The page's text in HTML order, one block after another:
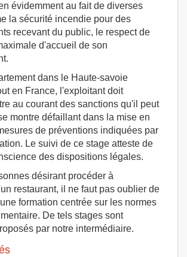
évidemment au fait de diverses
la sécurité incendie pour des
recevant du public, le respect de
d'accueil de son
dans le Haute-savoie
en France, l'exploitant doit
au courant des sanctions qu'il peut
montre défaillant dans la mise en
de préventions indiquées par
Le suivi de ce stage atteste de
des dispositions légales.
désirant procéder à
restaurant, il ne faut pas oublier de
formation centrée sur les normes
De tels stages sont
par notre intermédiaire.